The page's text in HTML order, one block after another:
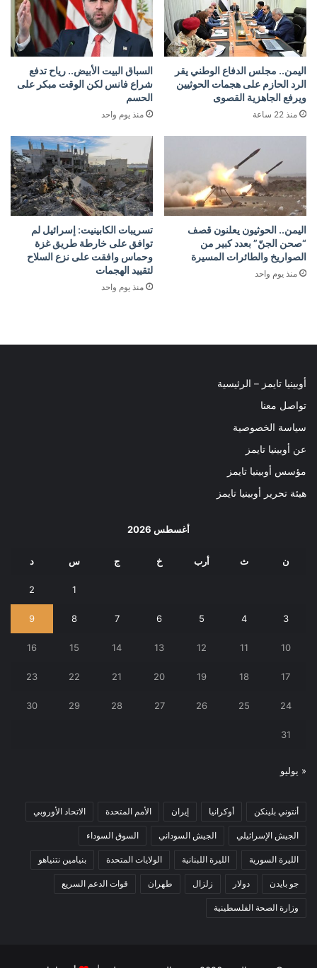
اليمن.. مجلس الدفاع الوطني يقر
الرد الحازم على هجمات الحوثيين
ويرفع الجاهزية القصوى
منذ 22 ساعة
السباق البيت الأبيض.. رياح تدفع
شراع فانس لكن الوقت مبكر على
الحسم
منذ يوم واحد
اليمن.. الحوثيون يعلنون قصف
“صحن الجنّ” بعدد كبير من
الصواريخ والطائرات المسيرة
منذ يوم واحد
تسريبات الكابينيت: إسرائيل لم
توافق على خارطة طريق غزة
وحماس وافقت على نزع السلاح
لتقييد الهجمات
منذ يوم واحد
أوبينيا تايمز – الرئيسية
تواصل معنا
سياسة الخصوصية
عن أوبينيا تايمز
مؤسس أوبينيا تايمز
هيئة تحرير أوبينيا تايمز
أغسطس 2026
ن ث أرب خ ج س د
1
2
3
4
5
6
7
8
9
10
11
12
13
14
15
16
17
18
19
20
21
22
23
24
25
26
27
28
29
30
31
« يوليو
أنتوني بلينكن أوكرانيا إيران الأمم المتحدة الاتحاد الأوروبي
الجيش الإسرائيلي الجيش السوداني السوق السوداء
الليرة السورية الليرة اللبنانية الولايات المتحدة بنيامين نتنياهو
جو بايدن دولار زلزال طهران قوات الدعم السريع
وزارة الصحة الفلسطينية